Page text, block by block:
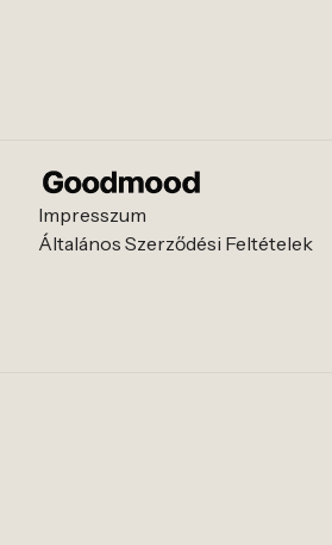
Impresszum
Általános Szerződési Feltételek